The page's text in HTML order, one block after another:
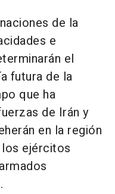
de la
e
el
futura de la
que ha
de Irán y
en la región
ejércitos